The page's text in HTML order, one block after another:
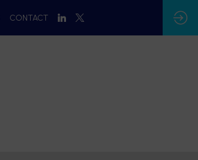
CONTACT